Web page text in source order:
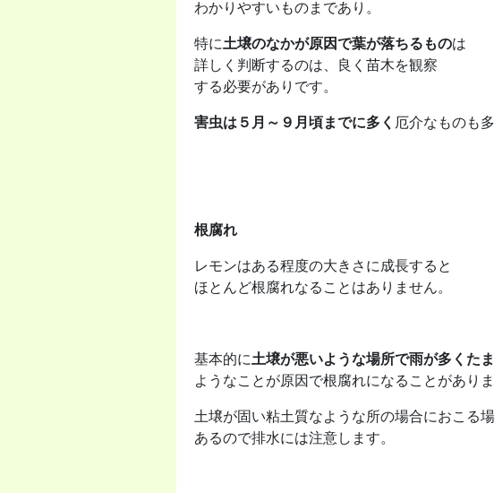
わかりやすいものまであり。
特に土壌のなかが原因で葉が落ちるものは
詳しく判断するのは、良く苗木を観察
する必要がありです。
害虫は５月～９月頃までに多く 厄介なものも
根腐れ
レモンはある程度の大きさに成長すると
ほとんど根腐れなることはありません。
基本的に土壌が悪いような場所で雨が多くた
ようなことが原因で根腐れになることがありま
土壌が固い粘土質なような所の場合におこる
あるので排水には注意します。